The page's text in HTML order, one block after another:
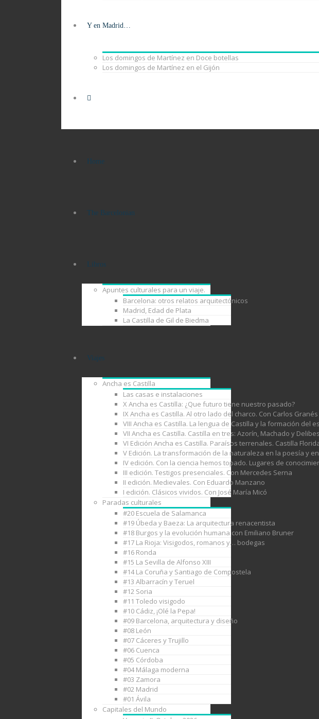
Y en Madrid…
Los domingos de Martínez en Doce botellas
Los domingos de Martínez en el Gijón
Home
The Barcelonian
Libros
Apuntes culturales para un viaje.
Barcelona: otros relatos arquitectónicos
Madrid, Edad de Plata
La Castilla de Gil de Biedma
Viajes
Ancha es Castilla
Las casas e instalaciones
X Ancha es Castilla: ¿Que futuro tiene nuestro pasado?
IX Ancha es Castilla. Al otro lado del charco. Con Carlos Granés
VIII Ancha es Castilla. La lengua de Castilla y la formación del
VII Ancha es Castilla. Castilla en tres: Azorín, Machado y
VI Edición Ancha es Castilla. Paraísos terrenales. Castilla
V Edición. La transformación de la naturaleza en la poesía y
IV edición. Con la ciencia hemos topado. Lugares de
III edición. Testigos presenciales. Con Mercedes Serna
II edición. Medievales. Con Eduardo Manzano
I edición. Clásicos vividos. Con José María Micó
Paradas culturales
#20 Escuela de Salamanca
#19 Úbeda y Baeza: La arquitectura renacentista
#18 Burgos y la evolución humana con Emiliano Bruner
#17 La Rioja: Visigodos, romanos y… bodegas
#16 Ronda
#15 La Sevilla de Alfonso XIII
#14 La Coruña y Santiago de Compostela
#13 Albarracín y Teruel
#12 Soria
#11 Toledo visigodo
#10 Cádiz, ¡Olé la Pepa!
#09 Barcelona, arquitectura y diseño
#08 León
#07 Cáceres y Trujillo
#06 Cuenca
#05 Córdoba
#04 Málaga moderna
#03 Zamora
#02 Madrid
#01 Ávila
Capitales del Mundo